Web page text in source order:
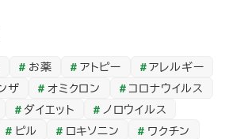
お薬 アトピー
アレルギー
ザ
オミクロン
コロナウイルス
ダイエット
ノロウイルス
ピル ロキソニン
ワクチン